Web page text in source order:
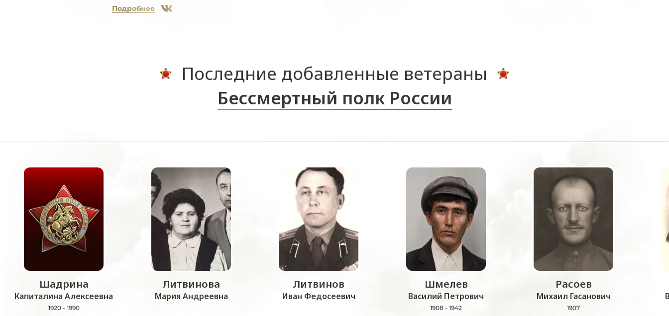
Подробнее
Последние добавленные ветераны
Бессмертный полк России
Шадрина
Капиталина Алексеевна
1920 - 1990
Литвинова
Мария Андреевна
Литвинов
Иван Федосеевич
Шмелев
Василий Петрович
1908 - 1942
Расоев
Михаил Гасанович
1907